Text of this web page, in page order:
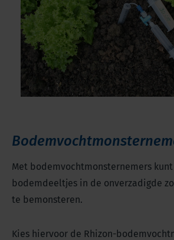
Met bodemvochtmonsternemers
bodemdeeltjes in de onverzadigde
te bemonsteren.
Kies hiervoor de Rhizon-